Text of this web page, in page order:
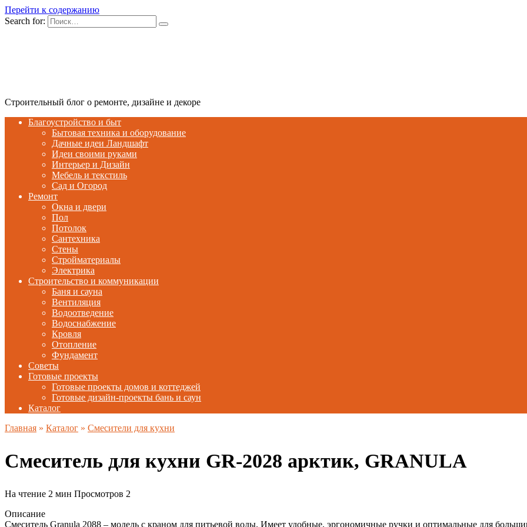
Перейти к содержанию
Search for:
Строительный блог о ремонте, дизайне и декоре
Благоустройство и быт
Бытовая техника и оборудование
Дачные идеи Ландшафт
Идеи своими руками
Интерьер и Дизайн
Мебель и текстиль
Сад и Огород
Ремонт
Окна и двери
Пол
Потолок
Сантехника
Стены
Стройматериалы
Электрика
Строительство и коммуникации
Баня и сауна
Вентиляция
Водоотведение
Водоснабжение
Кровля
Отопление
Фундамент
Советы
Готовые проекты
Готовые проекты домов и коттеджей
Готовые дизайн-проекты бань и саун
Каталог
Главная » Каталог » Смесители для кухни
Смеситель для кухни GR-2028 арктик, GRANULA
На чтение 2 мин Просмотров 2
Описание
Смеситель Granula 2088 – модель с краном для питьевой воды. Имеет удобные, эргономичные ручки и оптимальные для